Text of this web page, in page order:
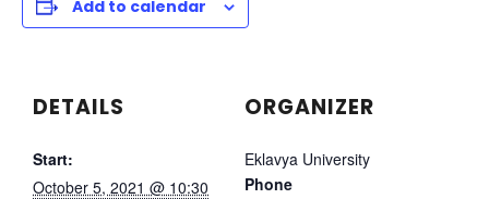
Add to calendar
DETAILS
Start:
October 5, 2021 @ 10:30
ORGANIZER
Eklavya University
Phone